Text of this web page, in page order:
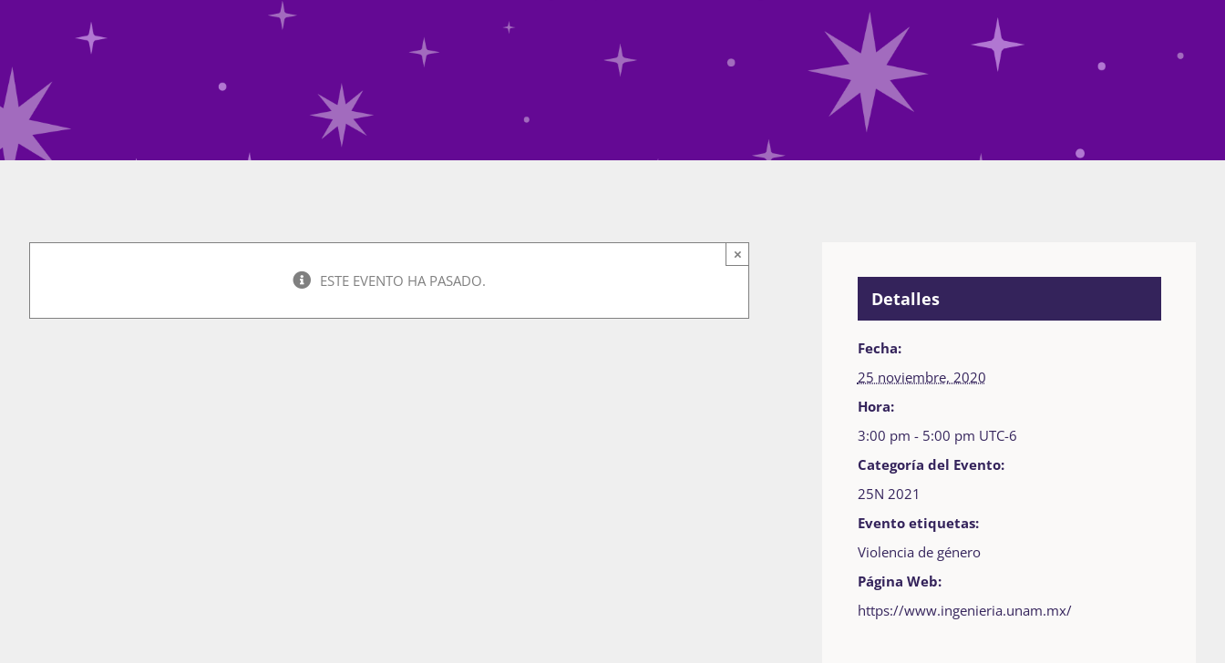
ESTE EVENTO HA PASADO.
×
Detalles
Fecha:
25 noviembre, 2020
Hora:
3:00 pm - 5:00 pm UTC-6
Categoría del Evento:
25N 2021
Evento etiquetas:
Violencia de género
Página Web:
https://www.ingenieria.unam.mx/